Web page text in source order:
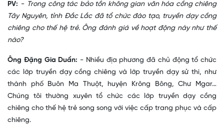
PV: - Trong công tác bảo tồn không gian văn hóa cồng chiêng
Tây Nguyên, tỉnh Đắc Lắc đã tổ chức đào tạo, truyền dạy cồng
chiêng cho thế hệ trẻ. Ông đánh giá về hoạt động này như thế
nào?
Ông Đặng Gia Duẩn: - Nhiều địa phương đã chủ động tổ chức
các lớp truyền dạy cồng chiêng và lớp truyền dạy sử thi, như
thành phố Buôn Ma Thuột, huyện Krông Bông, Chư Mgar…
Chúng tôi thường xuyên tổ chức các lớp truyền dạy cồng
chiêng cho thế hệ trẻ song song với việc cấp trang phục và cấp
chiêng.